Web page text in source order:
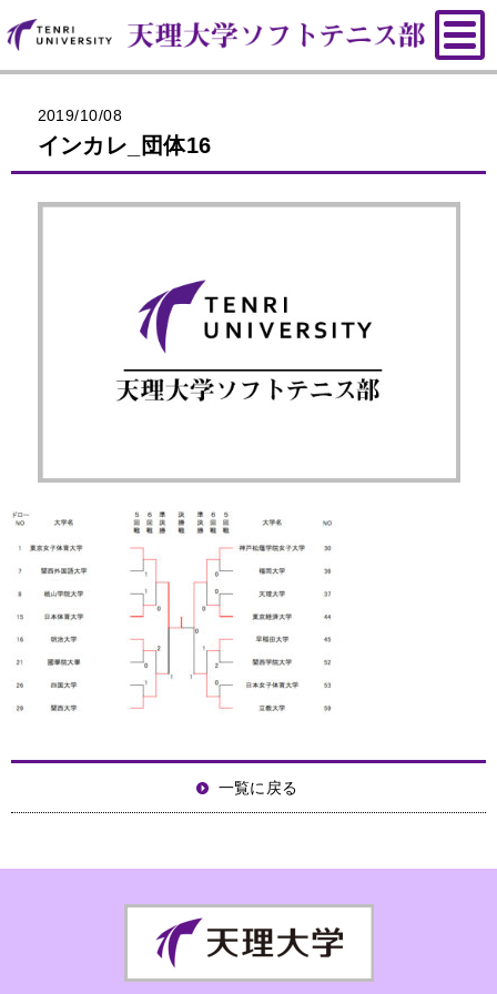
2019/10/08
インカレ_団体16
一覧に戻る